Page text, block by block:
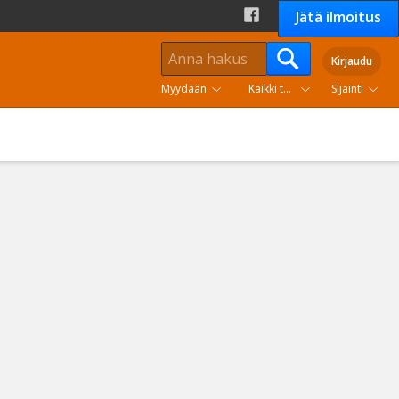
Jätä ilmoitus
Kirjaudu
Myydään
Kaikki tuoteryhmät Sijainti